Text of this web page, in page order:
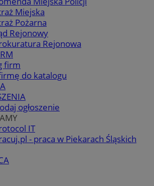
Miejska
Pożarna
Rejonowy
Rejonowa
firm
do katalogu
ogłoszenie
IT
- praca w Piekarach Śląskich